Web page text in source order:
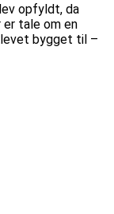
opfyldt, da
tale om en
bygget til –